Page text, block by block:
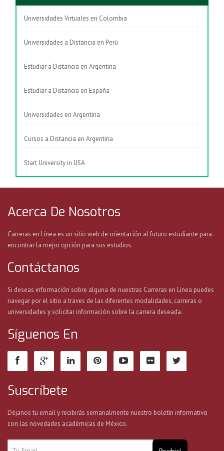
Universidades Virtuales en Colombia
Universidades a Distancia en Perú
Estudiar a Distancia en Argentina
Estudiar a Distancia en España
Universidades en Argentina
Cursos a Distancia en Argentina
Start University in USA
Acerca De Nosotros
Carreras en Línea es un sitio web de orientación al futuro estudiante para
encontrar la mejor opción para sus estudios.
Contáctanos
Si deseas información sobre alguna de nuestras Carreras en Línea puedes
navegar por el sitio a traves de las diferentes modalidades, carreras o
universidades y solicitar información sobre la carrera deseada.
Síguenos En
Suscríbete
Déjanos tu email y recibirás semanalmente nuestro boletín informativo
con las novedades académicas de México.